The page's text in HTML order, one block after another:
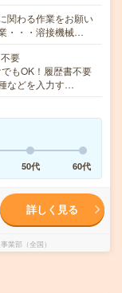
関わる作業をお願い
・・・溶接機械…
要
もOK！履歴書不要
などを入力す…
50代 60代
詳しく見る
業部（全国）